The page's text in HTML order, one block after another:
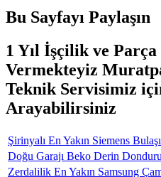
Bu Sayfayı Paylaşın
1 Yıl İşçilik ve
Vermekteyiz
Teknik Servisimiz
Arayabilirsiniz
Şirinyalı En Yakın Siemens
Doğu Garajı Beko Derin
Zerdalilik En Yakın Samsung